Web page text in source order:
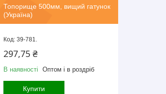
Топорище 500мм, вищий гатунок
(Україна)
39-781.
297,75 ₴
В наявності Оптом і в роздріб
Купити